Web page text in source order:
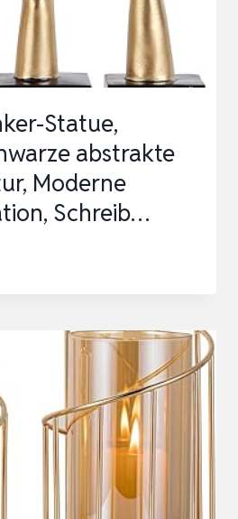
Statue,
abstrakte
Moderne
Schreib…